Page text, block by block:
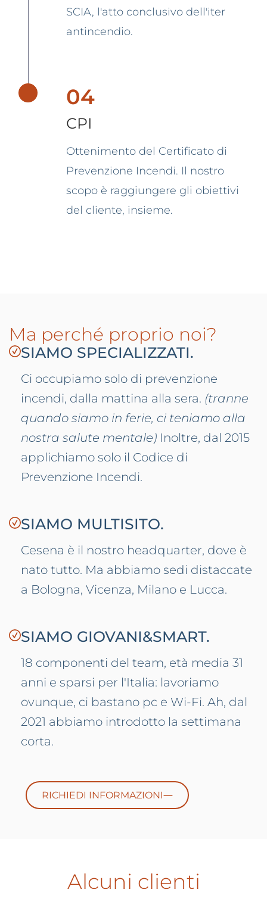
SCIA, l'atto conclusivo dell'iter
antincendio.
04
CPI
Ottenimento del Certificato di
Prevenzione Incendi. Il nostro
scopo è raggiungere gli obiettivi
del cliente, insieme.
Ma perché proprio noi?
SIAMO SPECIALIZZATI.
Ci occupiamo solo di prevenzione
incendi, dalla mattina alla sera. (tranne
quando siamo in ferie, ci teniamo alla
nostra salute mentale) Inoltre, dal 2015
applichiamo solo il Codice di
Prevenzione Incendi.
SIAMO MULTISITO.
Cesena è il nostro headquarter, dove è
nato tutto. Ma abbiamo sedi distaccate
a Bologna, Vicenza, Milano e Lucca.
SIAMO GIOVANI&SMART.
18 componenti del team, età media 31
anni e sparsi per l'Italia: lavoriamo
ovunque, ci bastano pc e Wi-Fi. Ah, dal
2021 abbiamo introdotto la settimana
corta.
RICHIEDI INFORMAZIONI
Alcuni clienti